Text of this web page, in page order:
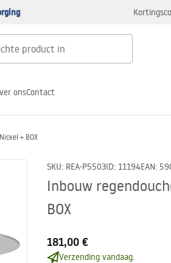
onsContact
+ BOX
SKU: REA-P5503ID: 11194EAN:
Inbouw
BOX
181,00 €
Verzending vandaag.